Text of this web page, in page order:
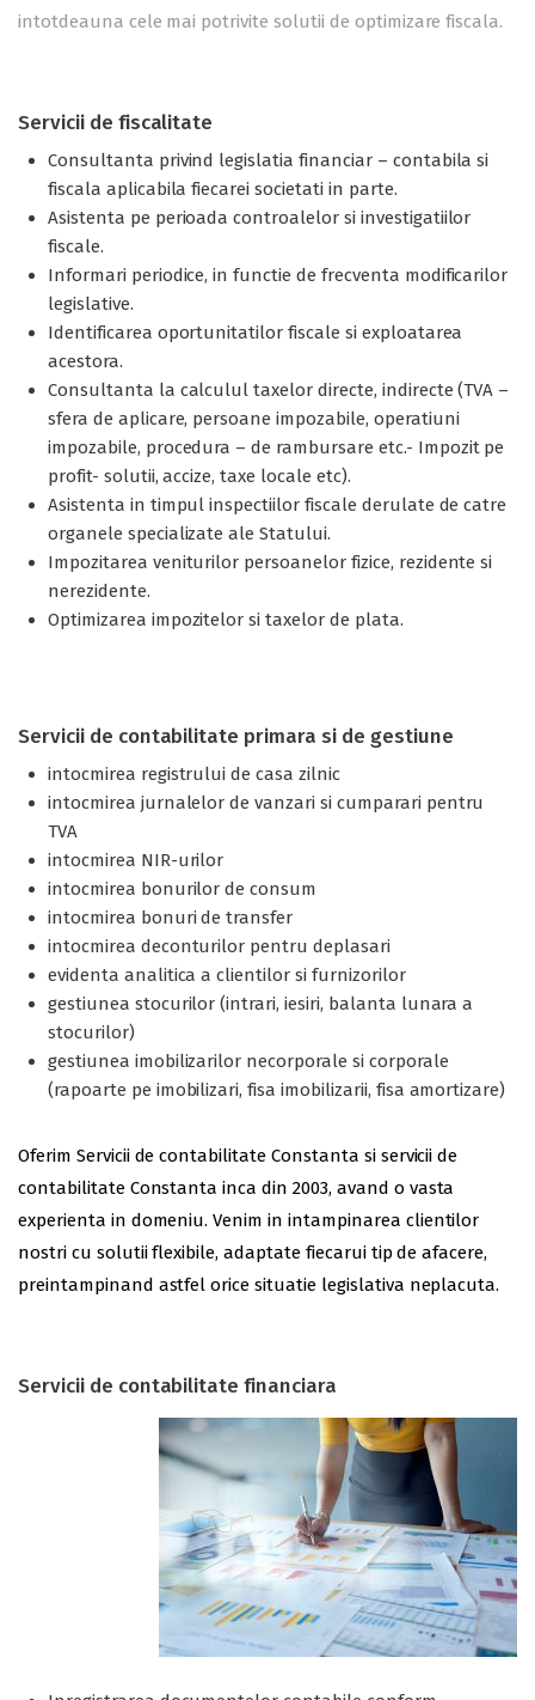
intotdeauna cele mai potrivite solutii de optimizare fiscala.
Servicii de fiscalitate
Consultanta privind legislatia financiar – contabila si
fiscala aplicabila fiecarei societati in parte.
Asistenta pe perioada controalelor si investigatiilor
fiscale.
Informari periodice, in functie de frecventa modificarilor
legislative.
Identificarea oportunitatilor fiscale si exploatarea
acestora.
Consultanta la calculul taxelor directe, indirecte (TVA –
sfera de aplicare, persoane impozabile, operatiuni
impozabile, procedura – de rambursare etc.- Impozit pe
profit- solutii, accize, taxe locale etc).
Asistenta in timpul inspectiilor fiscale derulate de catre
organele specializate ale Statului.
Impozitarea veniturilor persoanelor fizice, rezidente si
nerezidente.
Optimizarea impozitelor si taxelor de plata.
Servicii de contabilitate primara si de gestiune
intocmirea registrului de casa zilnic
intocmirea jurnalelor de vanzari si cumparari pentru
TVA
intocmirea NIR-urilor
intocmirea bonurilor de consum
intocmirea bonuri de transfer
intocmirea deconturilor pentru deplasari
evidenta analitica a clientilor si furnizorilor
gestiunea stocurilor (intrari, iesiri, balanta lunara a
stocurilor)
gestiunea imobilizarilor necorporale si corporale
(rapoarte pe imobilizari, fisa imobilizarii, fisa amortizare)
Oferim Servicii de contabilitate Constanta si servicii de
contabilitate Constanta inca din 2003, avand o vasta
experienta in domeniu. Venim in intampinarea clientilor
nostri cu solutii flexibile, adaptate fiecarui tip de afacere,
preintampinand astfel orice situatie legislativa neplacuta.
Servicii de contabilitate financiara